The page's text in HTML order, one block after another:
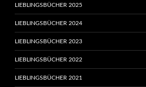
LIEBLINGSBÜCHER 2025
LIEBLINGSBÜCHER 2024
LIEBLINGSBÜCHER 2023
LIEBLINGSBÜCHER 2022
LIEBLINGSBÜCHER 2021